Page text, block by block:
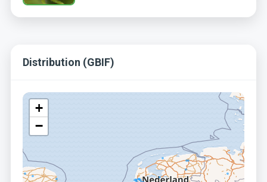
Distribution (GBIF)
+
−